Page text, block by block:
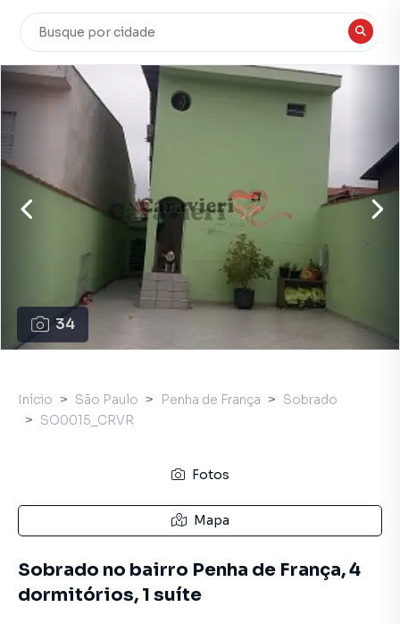
34
Início São Paulo Penha de França
Sobrado
SO0015_CRVR
Fotos
Mapa
Sobrado no bairro Penha de França, 4
dormitórios, 1 suíte